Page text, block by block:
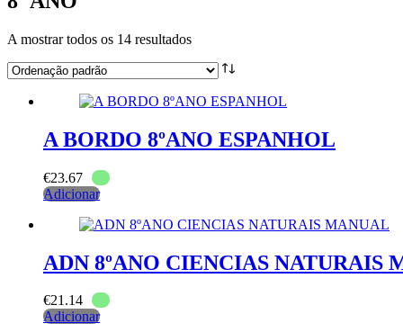
A mostrar todos os 14 resultados
A BORDO 8ºANO ESPANHOL
€23.67
Adicionar
ADN 8ºANO CIENCIAS NATURAIS
€21.14
Adicionar